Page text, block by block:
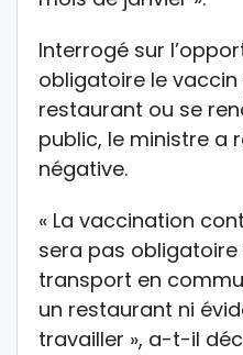
Interrogé sur
obligatoire le
restaurant ou se
public, le ministre a
négative.
« La vaccination
sera pas
transport en
un restaurant ni
travailler », a-t-il